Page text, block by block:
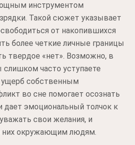
инструментом
Такой сюжет указывает
от накопившихся
более четкие личные границы
твердое «нет». Возможно, в
часто уступаете
собственным
во сне помогает осознать
дает эмоциональный толчок к
свои желания, и
них окружающим людям.